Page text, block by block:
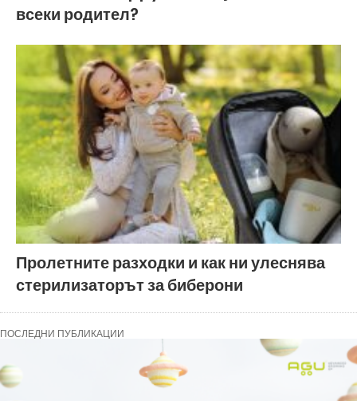
всеки родител?
Пролетните разходки и как ни улеснява
стерилизаторът за биберони
ПОСЛЕДНИ ПУБЛИКАЦИИ